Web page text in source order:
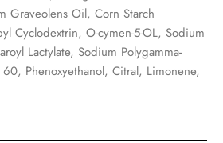
Graveolens Oil, Corn Starch
Cyclodextrin, O-cymen-5-OL, Sodium
Lactylate, Sodium Polygamma-
Phenoxyethanol, Citral, Limonene,